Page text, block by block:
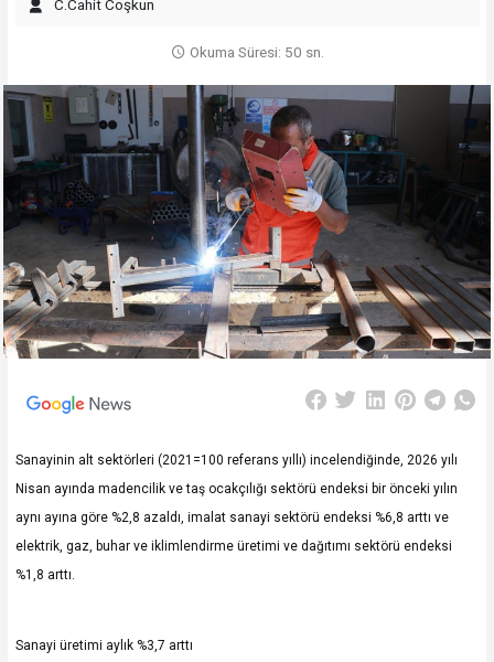
C.Cahit Coşkun
Okuma Süresi: 50 sn.
Sanayinin alt sektörleri (2021=100 referans yıllı) incelendiğinde, 2026 yılı
Nisan ayında madencilik ve taş ocakçılığı sektörü endeksi bir önceki yılın
aynı ayına göre %2,8 azaldı, imalat sanayi sektörü endeksi %6,8 arttı ve
elektrik, gaz, buhar ve iklimlendirme üretimi ve dağıtımı sektörü endeksi
%1,8 arttı.
Sanayi üretimi aylık %3,7 arttı